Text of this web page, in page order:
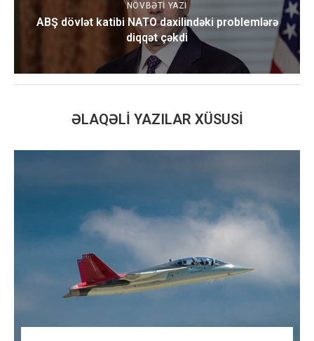
NÖVBƏTI YAZI
ABŞ dövlət katibi NATO daxilindəki problemlərə
diqqət çəkdi
ƏLAQƏLI YAZILAR XÜSUSI